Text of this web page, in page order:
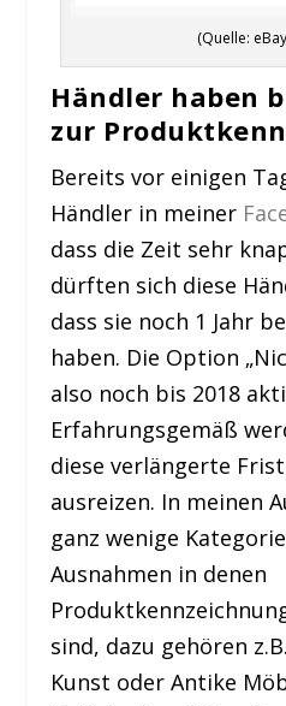
(Quelle:
Händler haben
zur
Bereits vor einigen
Händler in meiner
dass die Zeit sehr
dürften sich diese
dass sie noch 1 Jahr
haben. Die Option
also noch bis 2018
Erfahrungsgemäß
diese verlängerte
ausreizen. In meinen
ganz wenige
Ausnahmen in denen
sind, dazu gehören
Kunst oder Antike